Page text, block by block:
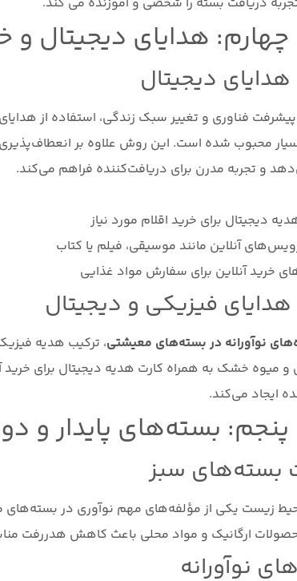
هدایای دیجیتال و
هدایای دیجیتال
پیشرفت فناوری و تغییر سبک زندگی، استفاده از
محبوب شده است. این روش علاوه بر
و تجربه مدرن برای دریافت‌کننده فراهم می‌کند.
دیجیتال برای خرید اقلام مورد نیاز
آنلاین مانند موسیقی، فیلم یا کتاب
خرید آنلاین برای سفارش مواد غذایی
فیزیکی و دیجیتال
نوآورانه در بسته‌های معیشتی، ترکیب هدیه
میوه خشک به همراه کارت هدیه دیجیتال برای خرید
ایجاد می‌کند.
بسته‌های پایدار و
بسته‌های سبز
زیست یکی از مؤلفه‌های مهم نوآوری در
ارگانیک و مواد محلی باعث کاهش هدررفت
نوآورانه